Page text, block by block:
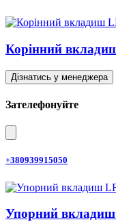
Корінний
Дізнатись у менеджера
Зателефонуйте
+380939915050
Упорний